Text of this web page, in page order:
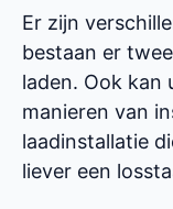
Er zijn
bestaan er
laden. Ook kan
manieren van
laadinstallatie
liever een